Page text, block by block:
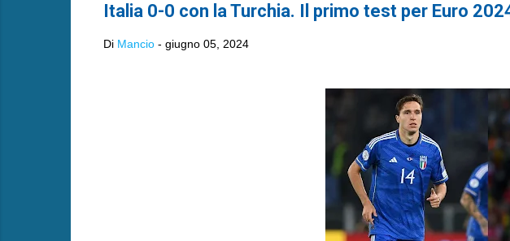
Italia 0-0 con la Turchia. Il primo test per Euro
Di Mancio - giugno 05, 2024